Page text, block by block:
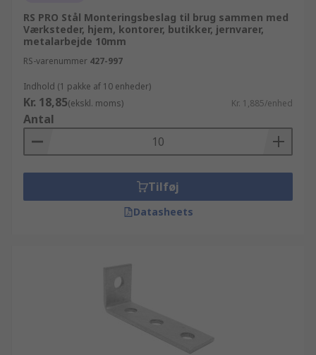
RS PRO Stål Monteringsbeslag til brug sammen med
Værksteder, hjem, kontorer, butikker, jernvarer,
metalarbejde 10mm
RS-varenummer 427-997
Indhold (1 pakke af 10 enheder)
Kr. 18,85(ekskl. moms) Kr. 1,885/enhed
Antal
Tilføj
Datasheets